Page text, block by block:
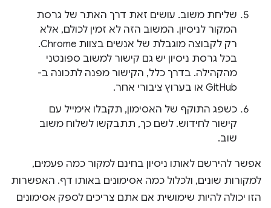
שליחת משוב. עושים זאת דרך האתר של גרסת
המקור לניסיון. המשוב הזה לא זמין לכולם, אלא
רק לקבוצה מוגבלת של אנשים בצוות Chrome.
בכל גרסת ניסיון יש גם קישור למשוב ספונטני
מהקהילה. בדרך כלל, הקישור מפנה לתכונה ב-
GitHub או בערוץ ציבורי אחר.
כשפג התוקף של האסימון, תקבלו אימייל עם
קישור לחידוש. לשם כך, תתבקשו לשלוח משוב
שוב.
אפשר להירשם לאותו ניסיון בחינם למקור כמה פעמים,
למקורות שונים, ולכלול כמה אסימונים באותו דף. האפשרות
הזו יכולה להיות שימושית אם אתם צריכים לספק אסימונים